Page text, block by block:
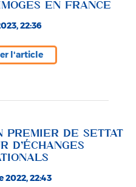
EN FRANCE
22:36
l'article
PREMIER DE SETTAT
D’ÉCHANGES
2022, 22:43